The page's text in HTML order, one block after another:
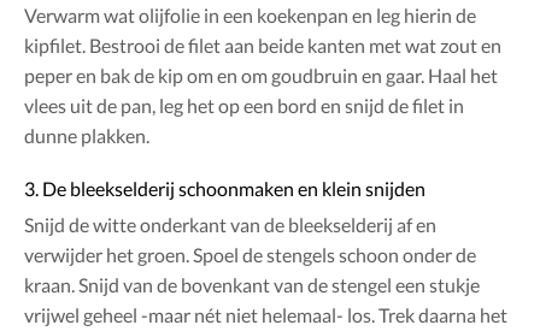
Verwarm wat olijfolie in een koekenpan en leg hierin de
kipfilet. Bestrooi de filet aan beide kanten met wat zout en
peper en bak de kip om en om goudbruin en gaar. Haal het
vlees uit de pan, leg het op een bord en snijd de filet in
dunne plakken.
3. De bleekselderij schoonmaken en klein snijden
Snijd de witte onderkant van de bleekselderij af en
verwijder het groen. Spoel de stengels schoon onder de
kraan. Snijd van de bovenkant van de stengel een stukje
vrijwel geheel -maar nét niet helemaal- los. Trek daarna het